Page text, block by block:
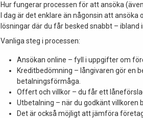
Hur fungerar processen för att ansöka
I dag är det enklare än någonsin att
lösningar där du får besked snabbt – ibland
Vanliga steg i processen:
Ansökan online – fyll i uppgifter om
Kreditbedömning – långivaren gör en
betalningsförmåga.
Offert och villkor – du får ett
Utbetalning – när du godkänt villkoren
Det är också möjligt att jämföra